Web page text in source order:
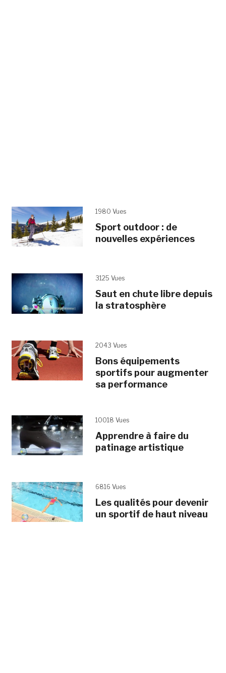
1980 Vues
Sport outdoor : de
nouvelles expériences
3125 Vues
Saut en chute libre depuis
la stratosphère
2043 Vues
Bons équipements
sportifs pour augmenter
sa performance
10018 Vues
Apprendre à faire du
patinage artistique
6816 Vues
Les qualités pour devenir
un sportif de haut niveau